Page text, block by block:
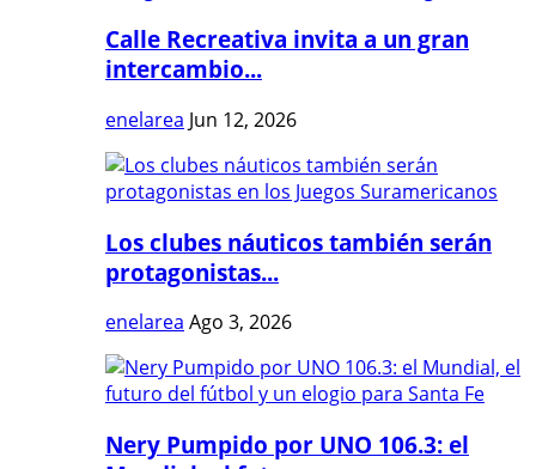
Calle Recreativa invita a un gran
intercambio...
enelarea Jun 12, 2026
Los clubes náuticos también serán
protagonistas...
enelarea Ago 3, 2026
Nery Pumpido por UNO 106.3: el